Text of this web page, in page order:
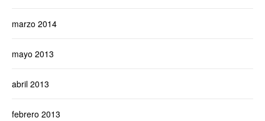
marzo 2014
mayo 2013
abril 2013
febrero 2013